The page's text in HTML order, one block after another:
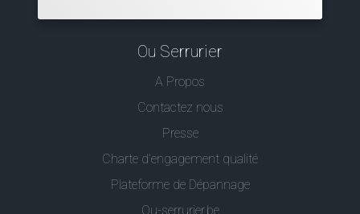
Ou Serrurier
A Propos
Contactez nous
Presse
Charte d’engagement qualité
Plateforme de Dépannage
Ou-serrurier.be